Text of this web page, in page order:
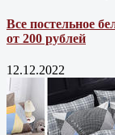
Все постельное
от 200 рублей
12.12.2022